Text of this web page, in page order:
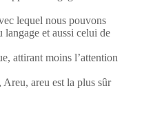
lequel nous pouvons
langage et aussi celui de
attirant moins l’attention
Areu, areu est la plus sûr